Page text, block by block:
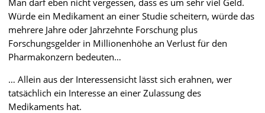
Würde ein Medikament an einer Studie scheitern, würde das
mehrere Jahre oder Jahrzehnte Forschung plus
Forschungsgelder in Millionenhöhe an Verlust für den
Pharmakonzern bedeuten…
… Allein aus der Interessensicht lässt sich erahnen, wer
tatsächlich ein Interesse an einer Zulassung des
Medikaments hat.